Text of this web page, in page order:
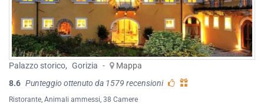
Palazzo storico, Gorizia -
Mappa
8.6 Punteggio ottenuto da 1579 recensioni
Ristorante, Animali ammessi, 38 Camere